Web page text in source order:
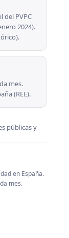
del PVPC
2024).
mes.
(REE).
públicas y
en España.
mes.